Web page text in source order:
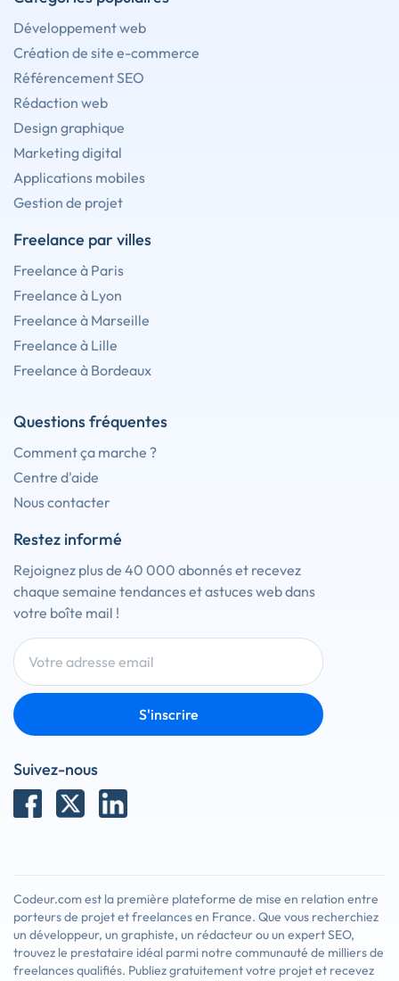
Développement web
Création de site e-commerce
Référencement SEO
Rédaction web
Design graphique
Marketing digital
Applications mobiles
Gestion de projet
Freelance par villes
Freelance à Paris
Freelance à Lyon
Freelance à Marseille
Freelance à Lille
Freelance à Bordeaux
Questions fréquentes
Comment ça marche ?
Centre d'aide
Nous contacter
Restez informé
Rejoignez plus de 40 000 abonnés et recevez
chaque semaine tendances et astuces web dans
votre boîte mail !
S'inscrire
Suivez-nous
Codeur.com est la première plateforme de mise en relation entre
porteurs de projet et freelances en France. Que vous recherchiez
un développeur, un graphiste, un rédacteur ou un expert SEO,
trouvez le prestataire idéal parmi notre communauté de milliers de
freelances qualifiés. Publiez gratuitement votre projet et recevez